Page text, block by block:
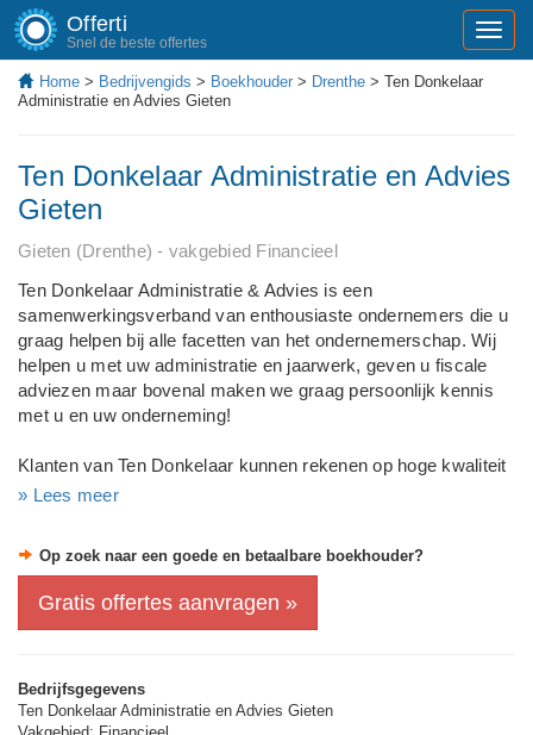
Offerti
Snel de beste offertes
Home > Bedrijvengids > Boekhouder > Drenthe > Ten Donkelaar
Administratie en Advies Gieten
Ten Donkelaar Administratie en Advies
Gieten
Gieten (Drenthe) - vakgebied Financieel
Ten Donkelaar Administratie & Advies is een
samenwerkingsverband van enthousiaste ondernemers die u
graag helpen bij alle facetten van het ondernemerschap. Wij
helpen u met uw administratie en jaarwerk, geven u fiscale
adviezen maar bovenal maken we graag persoonlijk kennis
met u en uw onderneming!
Klanten van Ten Donkelaar kunnen rekenen op hoge kwaliteit
dienstverlening tegen vaste tarieven per maand. Dus een
administratiekosten.
Betrouwbare cijfers en aangiftes spreken voor zich. Ten
gekwalificeerde medewerkers.
» Lees meer
Op zoek naar een goede en betaalbare boekhouder?
Gratis offertes aanvragen »
Bedrijfsgegevens
Ten Donkelaar Administratie en Advies Gieten